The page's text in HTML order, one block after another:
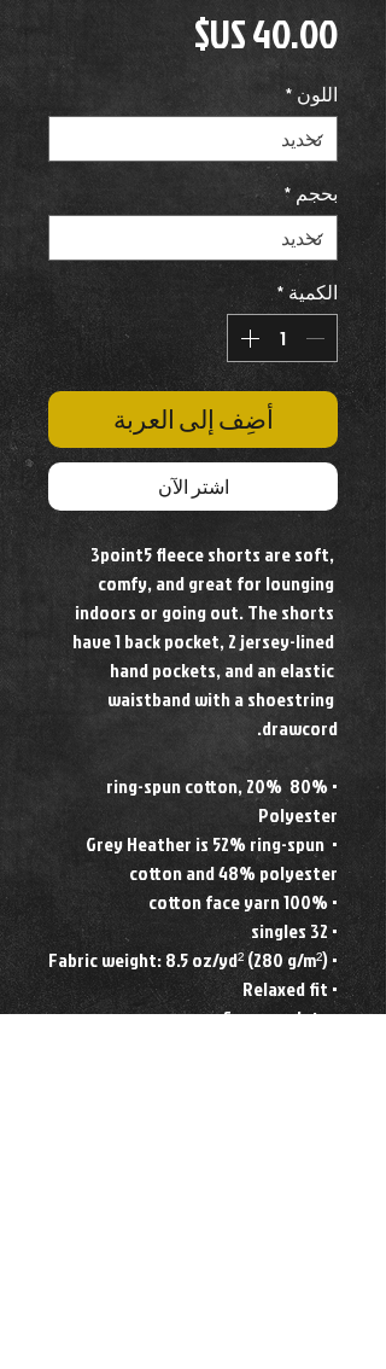
اللون *
بحجم *
الكمية *
أضِف إلى العربة
اشترِ الآن
3point5 fleece shorts are soft,
comfy, and great for lounging
indoors or going out. The shorts
have 1 back pocket, 2 jersey-lined
hand pockets, and an elastic
waistband with a shoestring
drawcord.
• 80% ring-spun cotton, 20%
Polyester
• Grey Heather is 52% ring-spun
cotton and 48% polyester
• 100% cotton face yarn
• 32 singles
• Fabric weight: 8.5 oz/yd² (280 g/m²)
• Relaxed fit
• Sewn eyelets